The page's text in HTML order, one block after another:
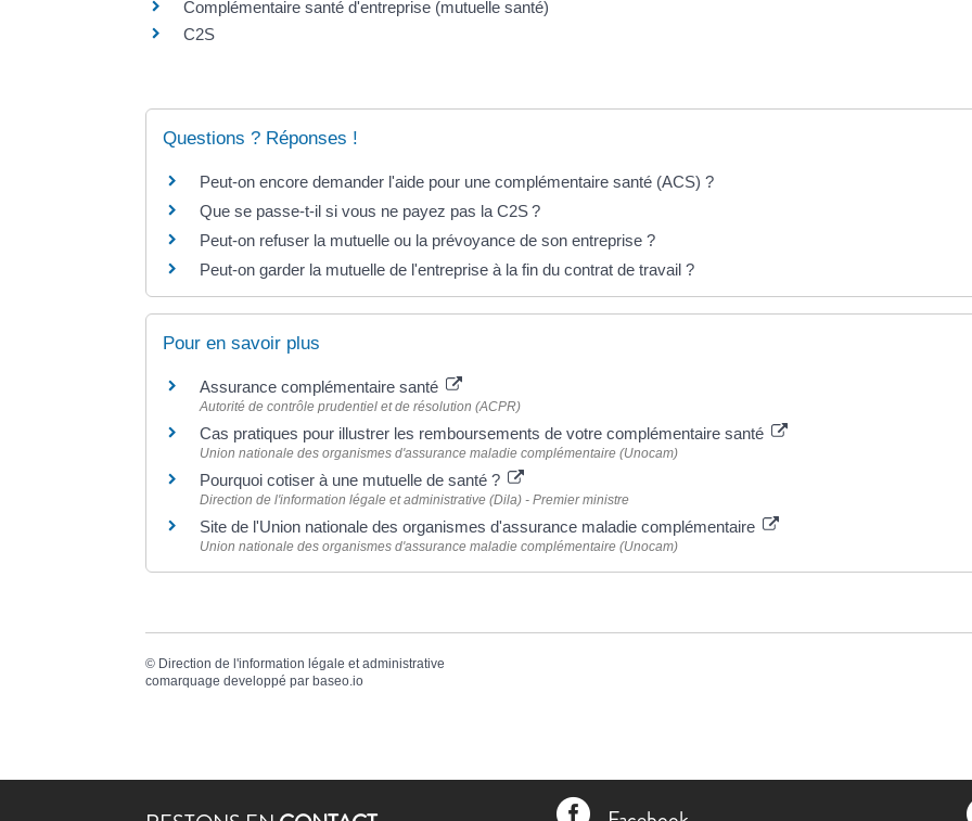
Complémentaire santé d'entreprise (mutuelle santé)
C2S
Questions ? Réponses !
Peut-on encore demander l'aide pour une complémentaire santé (ACS) ?
Que se passe-t-il si vous ne payez pas la C2S ?
Peut-on refuser la mutuelle ou la prévoyance de son entreprise ?
Peut-on garder la mutuelle de l'entreprise à la fin du contrat de travail ?
Pour en savoir plus
Assurance complémentaire santé
Autorité de contrôle prudentiel et de résolution (ACPR)
Cas pratiques pour illustrer les remboursements de votre complémentaire santé
Union nationale des organismes d'assurance maladie complémentaire (Unocam)
Pourquoi cotiser à une mutuelle de santé ?
Direction de l'information légale et administrative (Dila) - Premier ministre
Site de l'Union nationale des organismes d'assurance maladie complémentaire
Union nationale des organismes d'assurance maladie complémentaire (Unocam)
© Direction de l'information légale et administrative
comarquage developpé parbaseo.io
